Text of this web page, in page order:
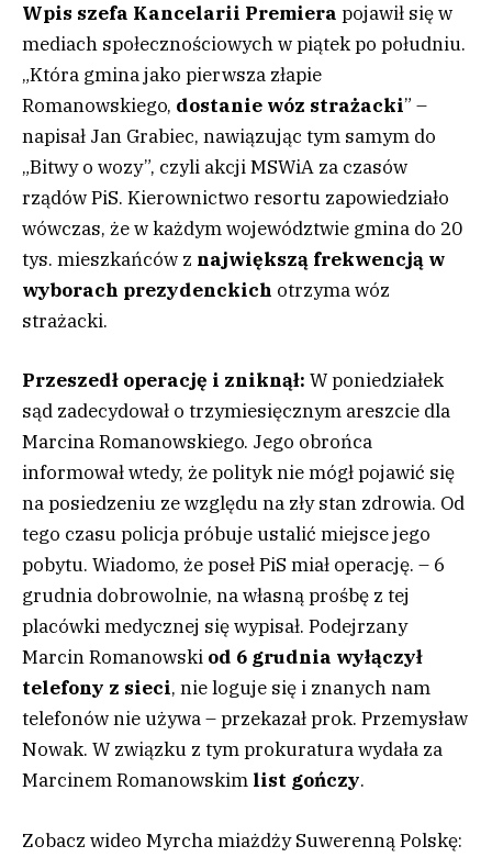
Wpis szefa Kancelarii Premiera pojawił się w
mediach społecznościowych w piątek po południu.
„Która gmina jako pierwsza złapie
Romanowskiego, dostanie wóz strażacki” –
napisał Jan Grabiec, nawiązując tym samym do
„Bitwy o wozy”, czyli akcji MSWiA za czasów
rządów PiS. Kierownictwo resortu zapowiedziało
wówczas, że w każdym województwie gmina do 20
tys. mieszkańców z największą frekwencją w
wyborach prezydenckich otrzyma wóz
strażacki.
Przeszedł operację i zniknął: W poniedziałek
sąd zadecydował o trzymiesięcznym areszcie dla
Marcina Romanowskiego. Jego obrońca
informował wtedy, że polityk nie mógł pojawić się
na posiedzeniu ze względu na zły stan zdrowia. Od
tego czasu policja próbuje ustalić miejsce jego
pobytu. Wiadomo, że poseł PiS miał operację. – 6
grudnia dobrowolnie, na własną prośbę z tej
placówki medycznej się wypisał. Podejrzany
Marcin Romanowski od 6 grudnia wyłączył
telefony z sieci, nie loguje się i znanych nam
telefonów nie używa – przekazał prok. Przemysław
Nowak. W związku z tym prokuratura wydała za
Marcinem Romanowskim list gończy.
Zobacz wideo Myrcha miażdży Suwerenną Polskę: